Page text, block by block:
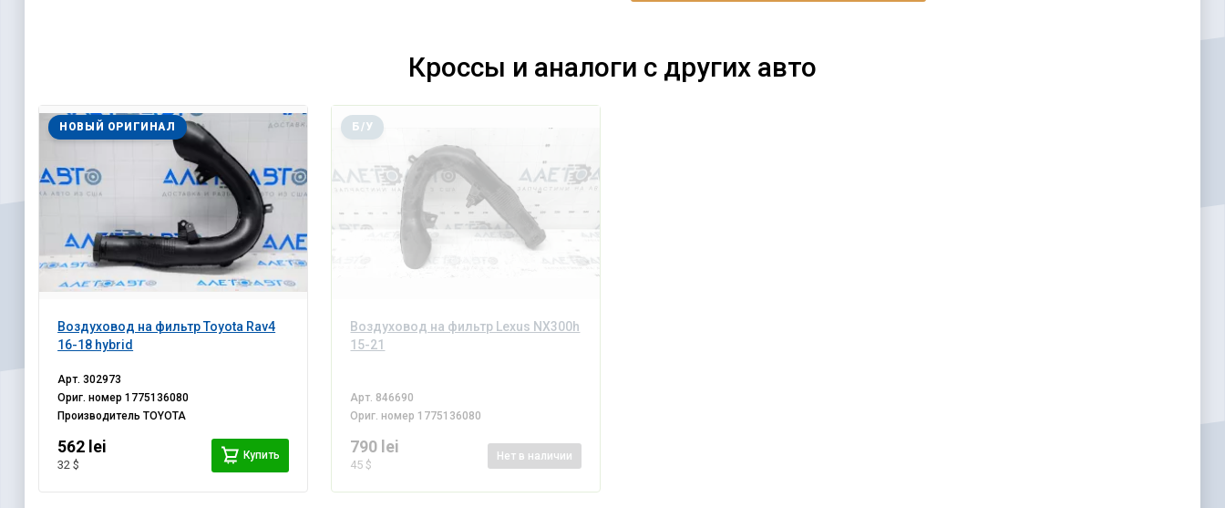
Кроссы и аналоги с других авто
Воздуховод на фильтр Toyota Rav4
16-18 hybrid
НОВЫЙ ОРИГИНАЛ
Арт.302973
Ориг. номер1775136080
ПроизводительTOYOTA
562 lei
32 $
Купить
Воздуховод на фильтр Lexus NX300h
15-21
Б/У
Арт. 846690
Ориг. номер 1775136080
790 lei
45 $
Нет в наличии